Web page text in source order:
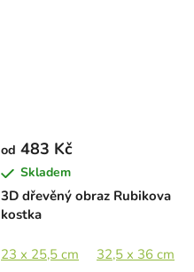
89 x 116,5 cm
3D dřevěný obraz Rubikova
kostka
od 483 Kč
Skladem
23 x 25,5 cm 32,5 x 36 cm